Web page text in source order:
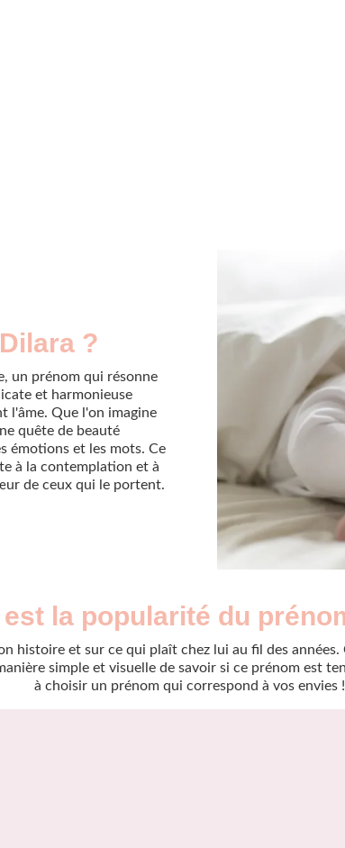
?
un prénom qui résonne
et harmonieuse
l'âme. Que l'on imagine
quête de beauté
émotions et les mots. Ce
à la contemplation et à
de ceux qui le portent.
la popularité du
histoire et sur ce qui plaît chez lui au fil des
simple et visuelle de savoir si ce prénom est
à choisir un prénom qui correspond à vos envies !